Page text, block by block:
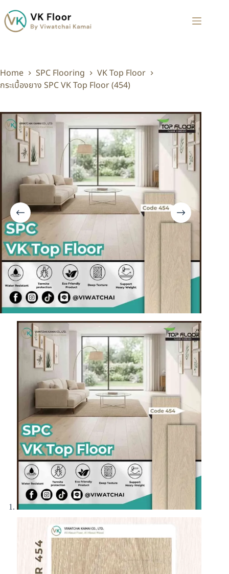
Home SPC Flooring
VK Top Floor
กระเบื้องยาง SPC VK Top Floor (454)